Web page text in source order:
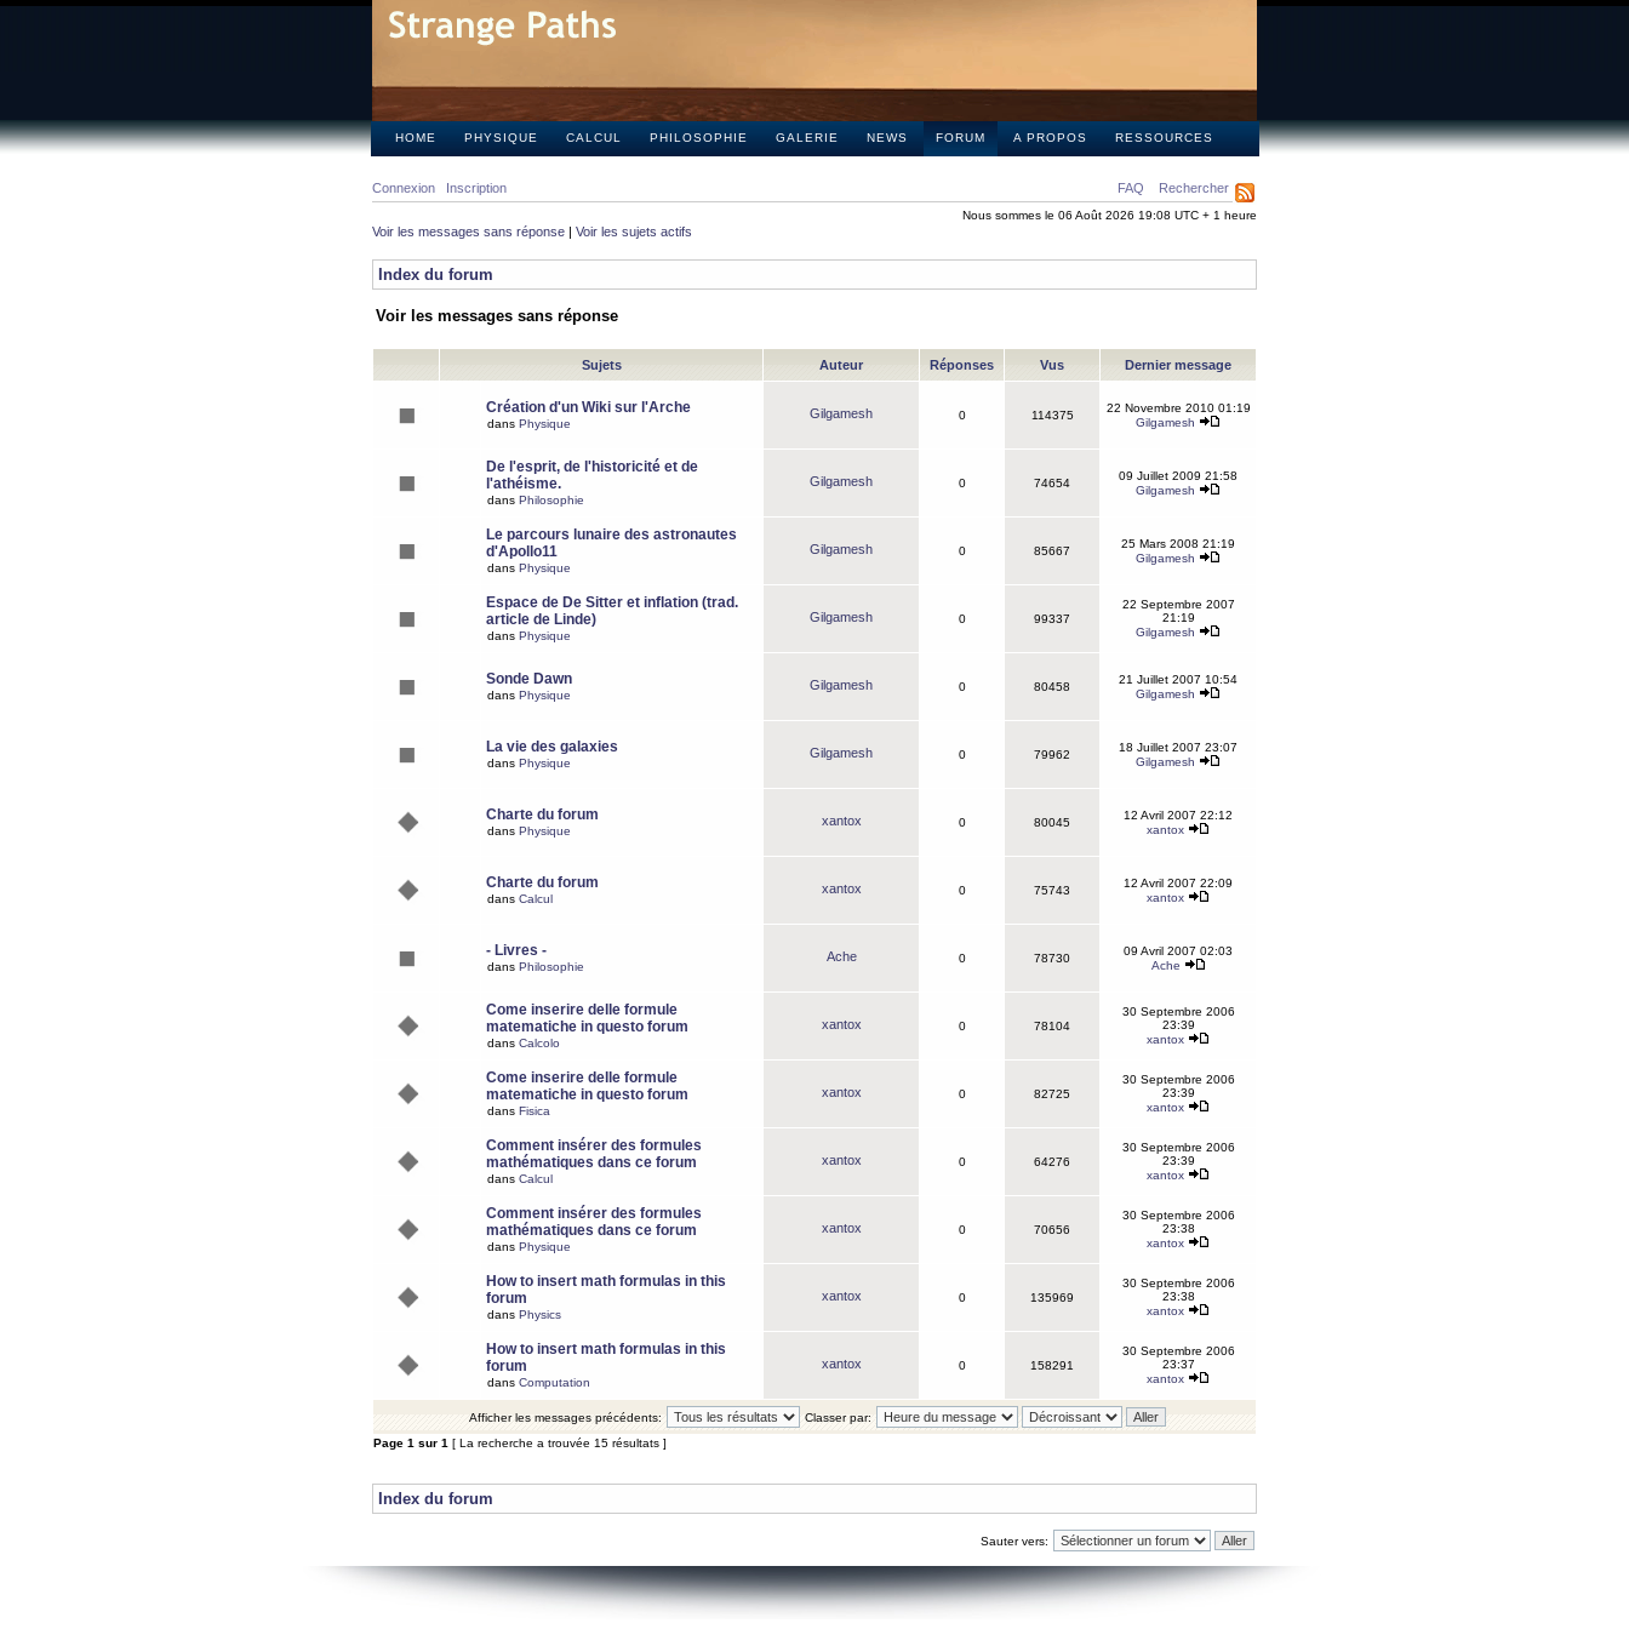
HOME PHYSIQUE CALCUL PHILOSOPHIE GALERIE NEWS FORUM A PROPOS RESSOURCES
FAQ Rechercher
Connexion Inscription
Nous sommes le 06 Août 2026 19:08 UTC + 1 heure
Voir les messages sans réponse | Voir les sujets actifs
Index du forum
Voir les messages sans réponse
Sujets Auteur Réponses Vus Dernier message
Création d'un Wiki sur l'Arche
dans Physique
Gilgamesh 0 114375
22 Novembre 2010 01:19
Gilgamesh
De l'esprit, de l'historicité et de
l'athéisme.
dans Philosophie
Gilgamesh 0 74654
09 Juillet 2009 21:58
Gilgamesh
Le parcours lunaire des astronautes
d'Apollo11
dans Physique
Gilgamesh 0 85667
25 Mars 2008 21:19
Gilgamesh
Espace de De Sitter et inflation (trad.
article de Linde)
dans Physique
Gilgamesh 0 99337
22 Septembre 2007
21:19
Gilgamesh
Sonde Dawn
dans Physique
Gilgamesh 0 80458
21 Juillet 2007 10:54
Gilgamesh
La vie des galaxies
dans Physique
Gilgamesh 0 79962
18 Juillet 2007 23:07
Gilgamesh
Charte du forum
dans Physique
xantox 0 80045
12 Avril 2007 22:12
xantox
Charte du forum
dans Calcul
xantox 0 75743
12 Avril 2007 22:09
xantox
- Livres -
dans Philosophie
Ache 0 78730
09 Avril 2007 02:03
Ache
Come inserire delle formule
matematiche in questo forum
dans Calcolo
xantox 0 78104
30 Septembre 2006
23:39
xantox
Come inserire delle formule
matematiche in questo forum
dans Fisica
xantox 0 82725
30 Septembre 2006
23:39
xantox
Comment insérer des formules
mathématiques dans ce forum
dans Calcul
xantox 0 64276
30 Septembre 2006
23:39
xantox
Comment insérer des formules
mathématiques dans ce forum
dans Physique
xantox 0 70656
30 Septembre 2006
23:38
xantox
How to insert math formulas in this
forum
dans Physics
xantox 0 135969
30 Septembre 2006
23:38
xantox
How to insert math formulas in this
forum
dans Computation
xantox 0 158291
30 Septembre 2006
23:37
xantox
Afficher les messages précédents:
Classer par:
Page 1 sur 1 [ La recherche a trouvée 15 résultats ]
Index du forum
Sauter vers: